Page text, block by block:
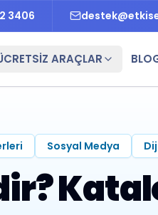
3406
ARAÇLAR
Sosyal Medya